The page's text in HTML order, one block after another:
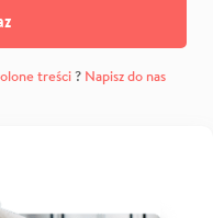
treści? Napisz do nas